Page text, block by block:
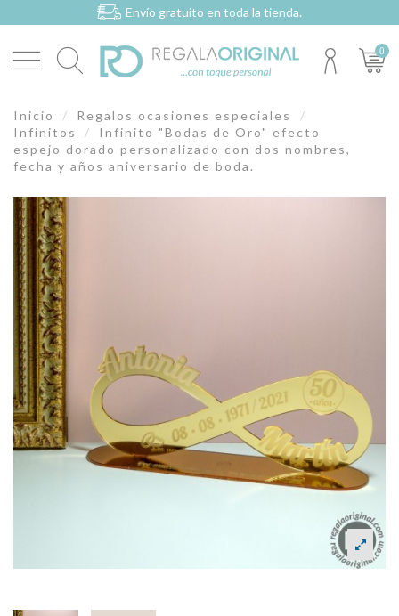
Envío gratuito en toda la tienda.
0
Inicio
Regalos ocasiones especiales
Infinitos
Infinito "Bodas de Oro" efecto
espejo dorado personalizado con dos nombres,
fecha y años aniversario de boda.